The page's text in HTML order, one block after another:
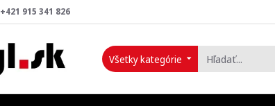
+421 915 341 826
Všetky kategórie
Hľadať...